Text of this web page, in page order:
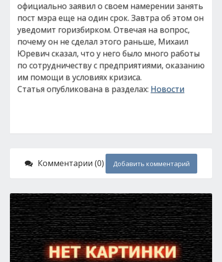
официально заявил о своем намерении занять
пост мэра еще на один срок. Завтра об этом он
уведомит горизбирком. Отвечая на вопрос,
почему он не сделал этого раньше, Михаил
Юревич сказал, что у него было много работы
по сотрудничеству с предприятиями, оказанию
им помощи в условиях кризиса.
Статья опубликована в разделах: Новости
Комментарии (0) Добавить комментарий